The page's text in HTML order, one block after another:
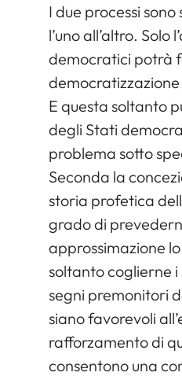
I due processi
l’uno all’altro. Solo
democratici potrà
E questa soltanto
degli Stati
problema sotto
Seconda la
storia profetica
grado di
approssimazione
soltanto coglierne
segni premonitori
siano favorevoli
rafforzamento di
consentono una